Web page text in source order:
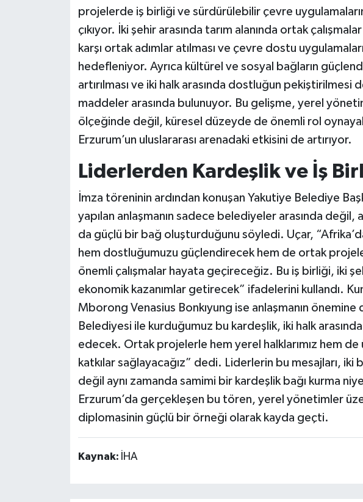
projelerde iş birliği ve sürdürülebilir çevre
çıkıyor. İki şehir arasında tarım alanında ortak
karşı ortak adımlar atılması ve çevre dostu
hedefleniyor. Ayrıca kültürel ve sosyal bağların
artırılması ve iki halk arasında dostluğun
maddeler arasında bulunuyor. Bu gelişme, yerel
ölçeğinde değil, küresel düzeyde de önemli rol
Erzurum’un uluslararası arenadaki etkisini de artırıyor.
Liderlerden Kardeşlik ve İş
İmza töreninin ardından konuşan Yakutiye Belediye
yapılan anlaşmanın sadece belediyeler arasında değil,
da güçlü bir bağ oluşturduğunu söyledi. Uçar,
hem dostluğumuzu güçlendirecek hem de ortak
önemli çalışmalar hayata geçireceğiz. Bu iş birliği, iki
ekonomik kazanımlar getirecek” ifadelerini kullandı.
Mborong Venasius Bonkıyung ise anlaşmanın
Belediyesi ile kurduğumuz bu kardeşlik, iki halk
edecek. Ortak projelerle hem yerel halklarımız hem
katkılar sağlayacağız” dedi. Liderlerin bu mesajları, iki
değil aynı zamanda samimi bir kardeşlik bağı kurma
Erzurum’da gerçekleşen bu tören, yerel yönetimler
diplomasinin güçlü bir örneği olarak kayda geçti.
Kaynak: İHA